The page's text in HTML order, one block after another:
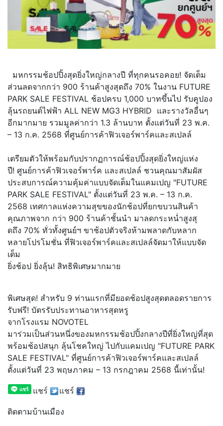
มหกรรมช้อปปิ้งสุดยิ่งใหญ่กลางปี ที่ทุกคนรอคอย! จัดเต็ม
ส่วนลดจากกว่า 900 ร้านค้าสูงสุดถึง 70% ในงาน FUTURE
PARK SALE FESTIVAL ช้อปครบ 1,000 บาทขึ้นไป รับคูปอง
ลุ้นรถยนต์ไฟฟ้า ALL NEW MG3 HYBRID และรางวัลอื่นๆ
อีกมากมาย รวมมูลค่ากว่า 1.3 ล้านบาท ตั้งแต่วันที่ 23 พ.ค.
– 13 ก.ค. 2568 ที่ศูนย์การค้าฟิวเจอร์พาร์คและสเปลล์
เตรียมตัวให้พร้อมกับปรากฏการณ์ช้อปปิ้งสุดยิ่งใหญ่แห่ง
ปี! ศูนย์การค้าฟิวเจอร์พาร์ค และสเปลล์ ชวนคุณมาสัมผัส
ประสบการณ์ความคุ้มค่าแบบจัดเต็มในแคมเปญ "FUTURE
PARK SALE FESTIVAL" ตั้งแต่วันที่ 23 พ.ค. – 13 ก.ค.
2568 เทศกาลแห่งความสุขของนักช้อปที่ยกขบวนสินค้า
คุณภาพจาก กว่า 900 ร้านค้าชั้นนำ มาลดกระหน่ำสูงสุ
ดถึง 70% ทั่วทั้งศูนย์ฯ ขาช้อปตัวจริงห้ามพลาดกับหลาก
หลายโปรโมชั่น ที่ฟิวเจอร์พาร์คและสเปลล์จัดมาให้แบบจัด
เต็ม
ยิ่งช้อป ยิ่งลุ้น! สิทธิพิเศษมากมาย
พิเศษสุด! สำหรับ 9 ท่านแรกที่มียอดช้อปสูงสุดตลอดรายการ
รับฟรี! บัตรรับประทานอาหารสุดหรู
จากโรงแรม NOVOTEL
มาร่วมเป็นส่วนหนึ่งของมหกรรมช้อปปิ้งกลางปีที่ยิ่งใหญ่ที่สุด
พร้อมช้อปสนุก ลุ้นโชคใหญ่ ไปกับแคมเปญ "FUTURE PARK
SALE FESTIVAL" ที่ศูนย์การค้าฟิวเจอร์พาร์คและสเปลล์
ตั้งแต่วันที่ 23 พฤษภาคม – 13 กรกฎาคม 2568 นี้เท่านั้น!
แชร์ แชร์
ติดตามบ้านเมือง